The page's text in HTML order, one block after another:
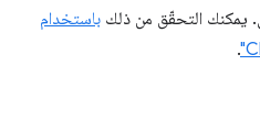
يمكنك التحقّق من ذلك باستخدام
.